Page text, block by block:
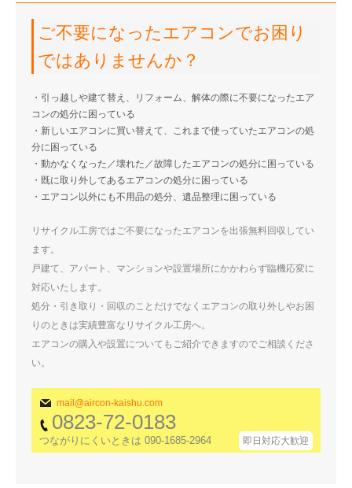
ご不要になったエアコンでお困り
ではありませんか？
・引っ越しや建て替え、リフォーム、解体の際に不要になったエア
コンの処分に困っている
・新しいエアコンに買い替えて、これまで使っていたエアコンの処
分に困っている
・動かなくなった／壊れた／故障したエアコンの処分に困っている
・既に取り外してあるエアコンの処分に困っている
・エアコン以外にも不用品の処分、遺品整理に困っている
リサイクル工房ではご不要になったエアコンを出張無料回収してい
ます。
戸建て、アパート、マンションや設置場所にかかわらず臨機応変に
対応いたします。
処分・引き取り・回収のことだけでなくエアコンの取り外しやお困
りのときは実績豊富なリサイクル工房へ。
エアコンの購入や設置についてもご紹介できますのでご相談くださ
い。
mail@aircon-kaishu.com
0823-72-0183
つながりにくいときは 090-1685-2964 即日対応大歓迎